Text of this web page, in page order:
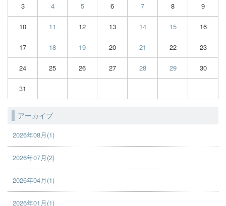
3 4 5 6 7 8 9
10 11 12 13 14 15 16
17 18 19 20 21 22 23
24 25 26 27 28 29 30
31
アーカイブ
2026年08月(1)
2026年07月(2)
2026年04月(1)
2026年01月(1)